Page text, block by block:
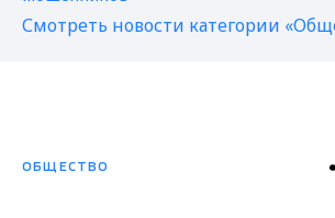
Смотреть новости категории
ОБЩЕСТВО